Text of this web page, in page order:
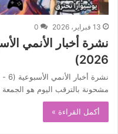
13 فبراير، 2026 0
2026)
مشحونة بالترقب اليوم هو الجمعة 13 وهو…
أكمل القراءة »